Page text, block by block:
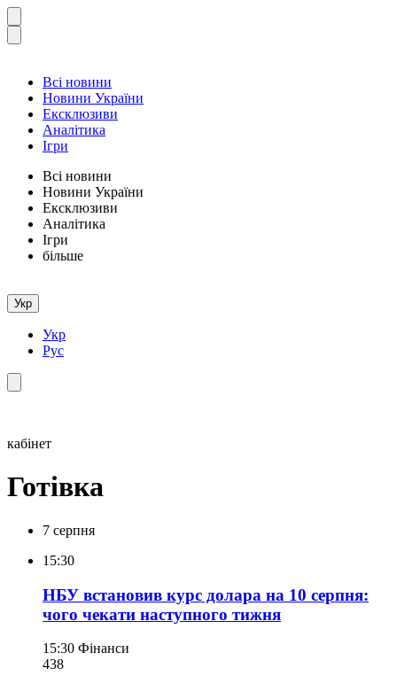
Всі новини
Новини України
Ексклюзиви
Аналітика
Ігри
Всі новини
Новини України
Ексклюзиви
Аналітика
Ігри
більше
Укр
Укр
Рус
кабінет
Готівка
7 серпня
15:30
НБУ встановив курс долара на 10 серпня:
чого чекати наступного тижня
15:30 Фінанси
438